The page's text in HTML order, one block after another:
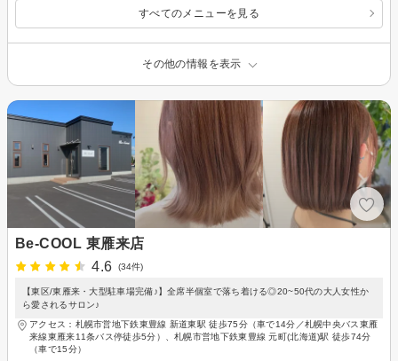
すべてのメニューを見る
その他の情報を表示
Be-COOL 東雁来店
4.6
(34件)
【東区/東雁来・大型駐車場完備♪】全席半個室で落ち着ける◎20~50代の大人女性か
ら愛されるサロン♪
アクセス：札幌市営地下鉄東豊線 新道東駅 徒歩75分（車で14分／札幌中央バス東雁
来線東雁来11条バス停徒歩5分）、札幌市営地下鉄東豊線 元町(北海道)駅 徒歩74分
（車で15分）